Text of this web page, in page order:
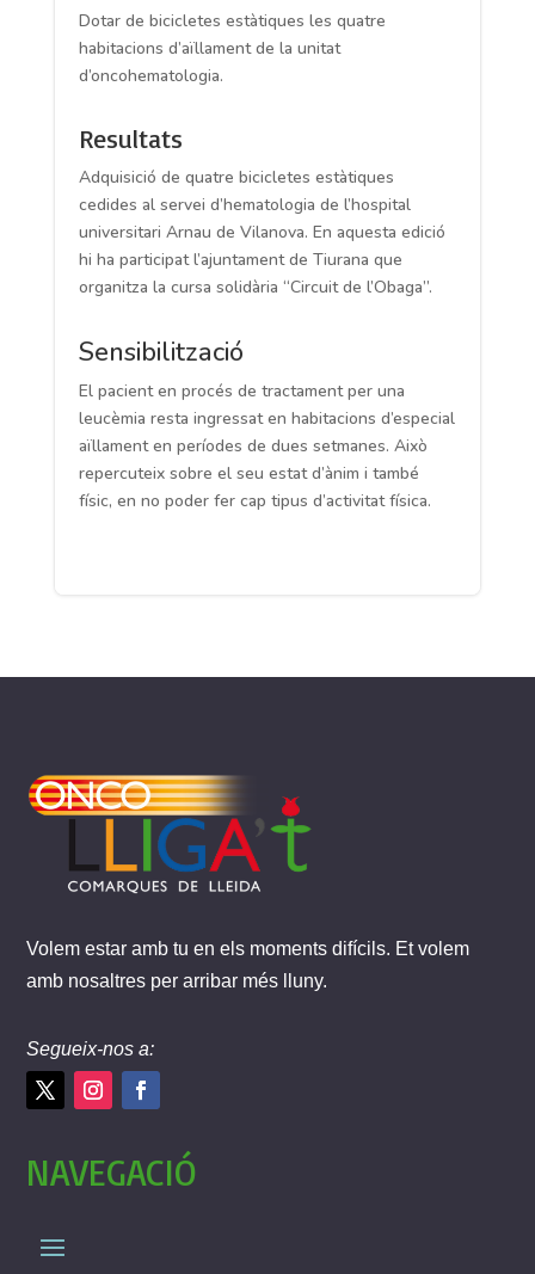
Dotar de bicicletes estàtiques les quatre
habitacions d’aïllament de la unitat
d’oncohematologia.
Resultats
Adquisició de quatre bicicletes estàtiques
cedides al servei d’hematologia de l’hospital
universitari Arnau de Vilanova. En aquesta edició
hi ha participat l’ajuntament de Tiurana que
organitza la cursa solidària “Circuit de l’Obaga”.
Sensibilització
El pacient en procés de tractament per una
leucèmia resta ingressat en habitacions d’especial
aïllament en períodes de dues setmanes. Això
repercuteix sobre el seu estat d’ànim i també
físic, en no poder fer cap tipus d’activitat física.
Volem estar amb tu en els moments difícils. Et volem
amb nosaltres per arribar més lluny.
Segueix-nos a:
NAVEGACIÓ